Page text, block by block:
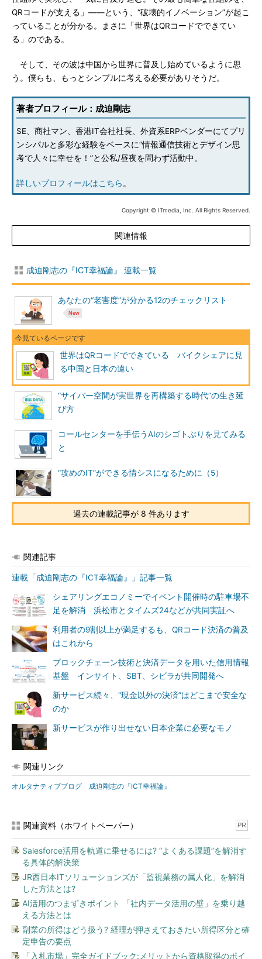
QRコードが支える」――という、“破壊的イノベーション”が起こ
っていることが分かる。まさに「世界はQRコードでできてい
る」のである。
そして、その波は中国から世界に普及し始めているように思
う。僕らも、もっとシンプルに考える必要がありそうだ。
著者プロフィール：成迫剛志
SE、商社マン、香港IT会社社長、外資系ERPベンダーにてプリ
ンシパルと多彩な経験をベースに“情報通信技術とデザイン思
考で人々に幸せを！”と公私/昼夜を問わず活動中。
詳しいプロフィールはこちら 。
Copyright © ITmedia, Inc. All Rights Reserved.
関連情報
成迫剛志の『ICT幸福論』 連載一覧
あなたの“老害度”が分かる12のチェックリスト
世界はQRコードでできている バイクシェアに見
る中国と日本の違い
“サイバー空間が実世界を再構築する時代”の生き延
び方
コールセンターを手伝うAIのシゴトぶりを見てみる
と
“攻めのIT”ができる情シスになるために（5）
過去の連載記事が 8 件あります
関連記事
連載「成迫剛志の『ICT幸福論』」記事一覧
シェアリングエコノミーでイベント開催時の駐車場不
足を解消 浜松市とタイムズ24などが共同実証へ
利用者の9割以上が満足するも、QRコード決済の普及
はこれから
ブロックチェーン技術と決済データを用いた信用情報
基盤 インサイト、SBT、シビラが共同開発へ
新サービス続々、“現金以外の決済”はどこまで安全な
のか
新サービスが作り出せない日本企業に必要なモノ
関連リンク
オルタナティブブログ 成迫剛志の『ICT幸福論』
関連資料（ホワイトペーパー） PR
Salesforce活用を軌道に乗せるには? “よくある課題”を解消す
る具体的解決策
JR西日本ITソリューションズが「監視業務の属人化」を解消
した方法とは?
AI活用のつまずきポイント 「社内データ活用の壁」を乗り越
える方法とは
副業の所得はどう扱う? 経理が押さえておきたい所得区分と確
定申告の要点
「入札市場」完全ガイドブック:メリットから資格取得のポイ